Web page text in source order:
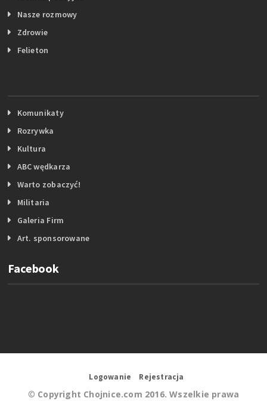
Nasze rozmowy
Zdrowie
Felieton
Komunikaty
Rozrywka
Kultura
ABC wędkarza
Warto zobaczyć!
Militaria
Galeria Firm
Art. sponsorowane
Facebook
Logowanie Rejestracja
© Copyright Chojnice.com 2016. Wszelkie prawa